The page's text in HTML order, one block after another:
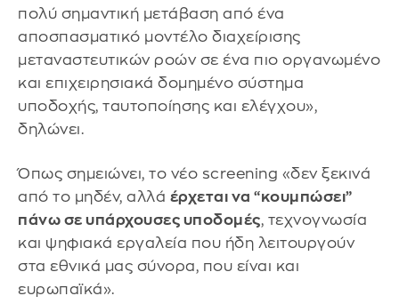
πολύ σημαντική μετάβαση από ένα
αποσπασματικό μοντέλο διαχείρισης
μεταναστευτικών ροών σε ένα πιο οργανωμένο
και επιχειρησιακά δομημένο σύστημα
υποδοχής, ταυτοποίησης και ελέγχου»,
δηλώνει.
Όπως σημειώνει, το νέο screening «δεν ξεκινά
από το μηδέν, αλλά έρχεται να “κουμπώσει”
πάνω σε υπάρχουσες υποδομές, τεχνογνωσία
και ψηφιακά εργαλεία που ήδη λειτουργούν
στα εθνικά μας σύνορα, που είναι και
ευρωπαϊκά».